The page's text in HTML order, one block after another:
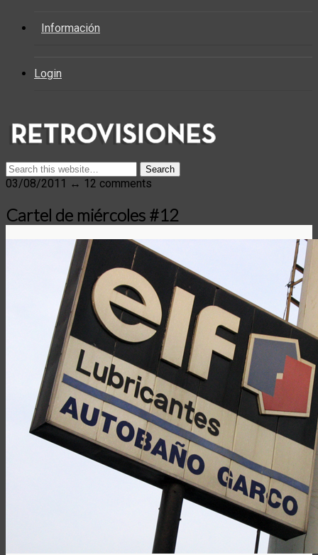
Información
Login
03/08/2011 ↔ 12 comments
Cartel de miércoles #12